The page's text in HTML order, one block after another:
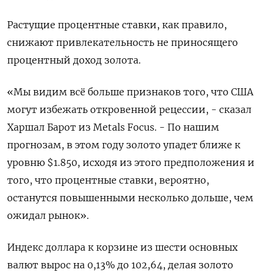
Растущие процентные ставки, как правило,
снижают привлекательность не приносящего
процентный доход золота.
«Мы видим всё больше признаков того, что США
могут избежать откровенной рецессии, - сказал
Харшал Барот из Metals Focus. - По нашим
прогнозам, в этом году золото упадет ближе к
уровню $1.850, исходя из этого предположения и
того, что процентные ставки, вероятно,
останутся повышенными несколько дольше, чем
ожидал рынок».
Индекс доллара к корзине из шести основных
валют вырос на 0,13% до 102,64​, делая золото